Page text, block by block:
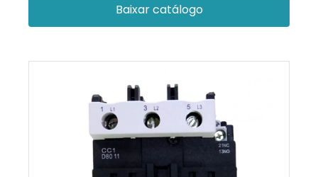
Baixar catálogo